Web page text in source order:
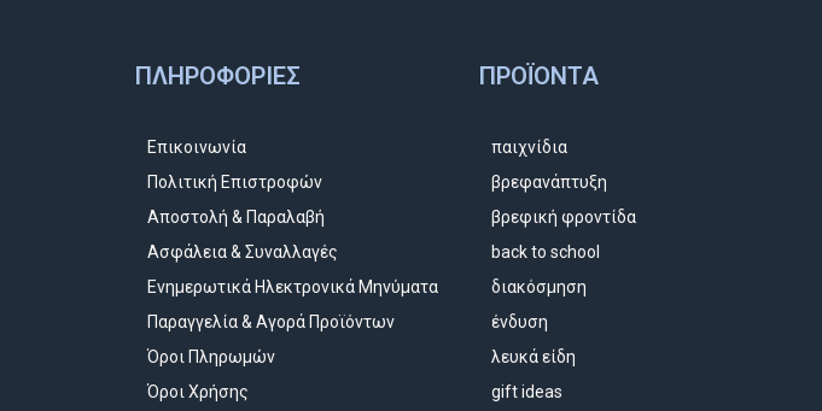
ΠΛΗΡΟΦΟΡΊΕΣ
Επικοινωνία
Πολιτική Επιστροφών
Αποστολή & Παραλαβή
Ασφάλεια & Συναλλαγές
Ενημερωτικά Ηλεκτρονικά Μηνύματα
Παραγγελία & Αγορά Προϊόντων
Όροι Πληρωμών
Όροι Χρήσης
ΠΡΟΪΌΝΤΑ
παιχνίδια
βρεφανάπτυξη
βρεφική φροντίδα
back to school
διακόσμηση
ένδυση
λευκά είδη
gift ideas